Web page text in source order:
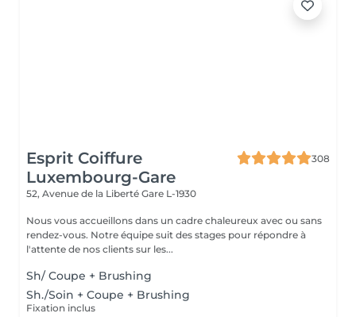
Esprit Coiffure
Luxembourg-Gare
308
52, Avenue de la Liberté Gare L-1930
Nous vous accueillons dans un cadre chaleureux avec ou sans
rendez-vous. Notre équipe suit des stages pour répondre à
l'attente de nos clients sur les...
Sh/ Coupe + Brushing
Sh./Soin + Coupe + Brushing
Fixation inclus